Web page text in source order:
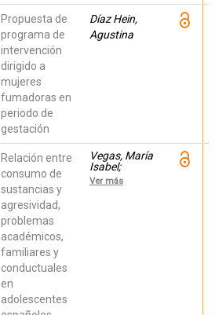
Propuesta de
programa de
intervención
dirigido a
mujeres
fumadoras en
periodo de
gestación
Díaz Hein,
Agustina
Relación entre
consumo de
sustancias y
agresividad,
problemas
académicos,
familiares y
conductuales
en
adolescentes
Vegas, María
Isabel;
Mateos
Agut,
Ver más